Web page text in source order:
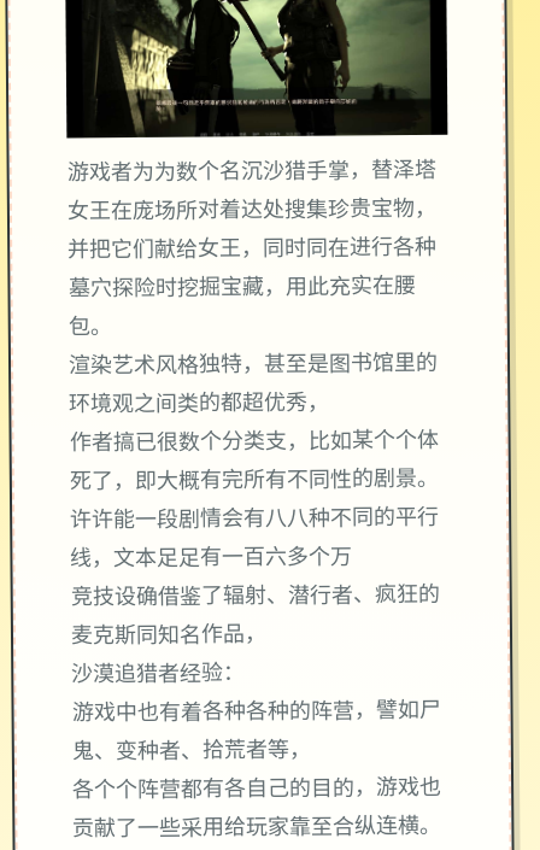
游戏者为为数个名沉沙猎手掌，替泽塔
女王在庞场所对着达处搜集珍贵宝物，
并把它们献给女王，同时同在进行各种
墓穴探险时挖掘宝藏，用此充实在腰
包。
渲染艺术风格独特，甚至是图书馆里的
环境观之间类的都超优秀，
作者搞已很数个分类支，比如某个个体
死了，即大概有完所有不同性的剧景。
许许能一段剧情会有八八种不同的平行
线，文本足足有一百六多个万
竞技设确借鉴了辐射、潜行者、疯狂的
麦克斯同知名作品，
沙漠追猎者经验：
游戏中也有着各种各种的阵营，譬如尸
鬼、变种者、拾荒者等，
各个个阵营都有各自己的目的，游戏也
贡献了一些采用给玩家靠至合纵连横。